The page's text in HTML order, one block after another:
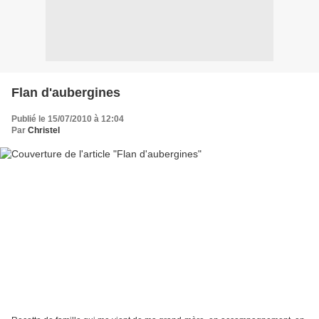
Flan d'aubergines
Publié le 15/07/2010 à 12:04
Par Christel